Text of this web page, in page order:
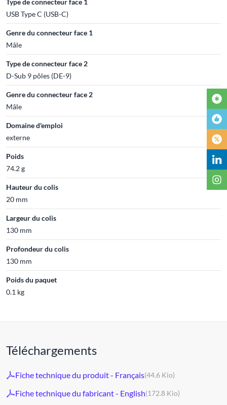
USB Type C (USB-C)
Genre du connecteur face 1
Mâle
Type de connecteur face 2
D-Sub 9 pôles (DE-9)
Genre du connecteur face 2
Mâle
Domaine d'emploi
externe
Poids
74.2 g
Hauteur du colis
20 mm
Largeur du colis
130 mm
Profondeur du colis
130 mm
Poids du paquet
0.1 kg
Téléchargements
Fiche technique du produit - Français(44.6 Kio)
Fiche technique du fabricant - English(172.8 Kio)